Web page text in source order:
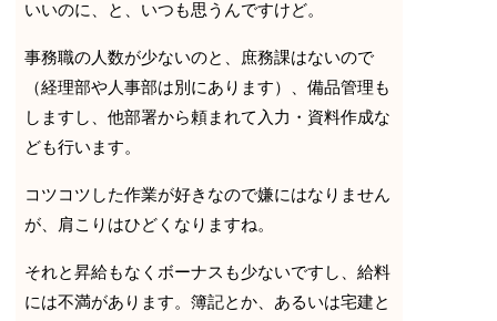
いいのに、と、いつも思うんですけど。
事務職の人数が少ないのと、庶務課はないので
（経理部や人事部は別にあります）、備品管理も
しますし、他部署から頼まれて入力・資料作成な
ども行います。
コツコツした作業が好きなので嫌にはなりません
が、肩こりはひどくなりますね。
それと昇給もなくボーナスも少ないですし、給料
には不満があります。簿記とか、あるいは宅建と